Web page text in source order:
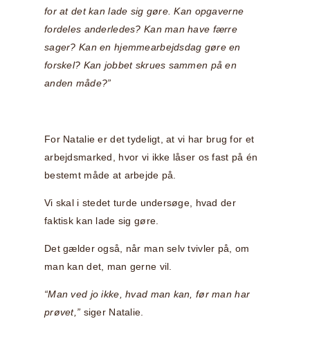
for at det kan lade sig gøre. Kan opgaverne
fordeles anderledes? Kan man have færre
sager? Kan en hjemmearbejdsdag gøre en
forskel? Kan jobbet skrues sammen på en
anden måde?”
For Natalie er det tydeligt, at vi har brug for et
arbejdsmarked, hvor vi ikke låser os fast på én
bestemt måde at arbejde på.
Vi skal i stedet turde undersøge, hvad der
faktisk kan lade sig gøre.
Det gælder også, når man selv tvivler på, om
man kan det, man gerne vil.
“Man ved jo ikke, hvad man kan, før man har
prøvet,” siger Natalie.